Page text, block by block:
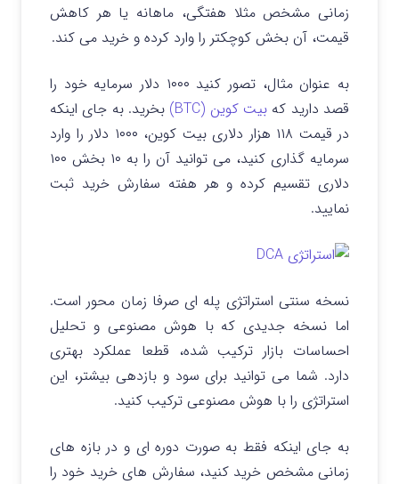
زمانی مشخص مثلا هفتگی، ماهانه یا هر کاهش
قیمت، آن بخش کوچکتر را وارد کرده و خرید می کند.
به عنوان مثال، تصور کنید ۱۰۰۰ دلار سرمایه خود را
قصد دارید که بیت کوین (BTC) بخرید.به جای اینکه
در قیمت ۱۱۸ هزار دلاری بیت کوین، ۱۰۰۰ دلار را وارد
سرمایه گذاری کنید، می توانید آن را به ۱۰ بخش ۱۰۰
دلاری تقسیم کرده و هر هفته سفارش خرید ثبت
نمایید.
نسخه سنتی استراتژی پله ای صرفا زمان‌ محور است.
اما نسخه جدیدی که با هوش مصنوعی و تحلیل
احساسات بازار ترکیب شده، قطعا عملکرد بهتری
دارد. شما می توانید برای سود و بازدهی بیشتر، این
استراتژی را با هوش مصنوعی ترکیب کنید.
به‌ جای اینکه فقط به صورت دوره ای و در بازه های
زمانی مشخص خرید کنید، سفارش های خرید خود را